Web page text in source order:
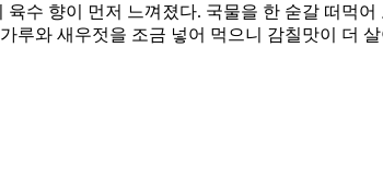
수 향이 먼저 느껴졌다. 국물을 한 숟갈 떠먹
루와 새우젓을 조금 넣어 먹으니 감칠맛이 더